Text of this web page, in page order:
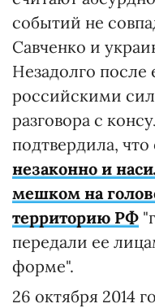
событий не
Савченко и
Незадолго после
российскими
разговора с
подтвердила,
незаконно и
мешком на
территорию РФ
передали ее
форме".
26 октября 2014